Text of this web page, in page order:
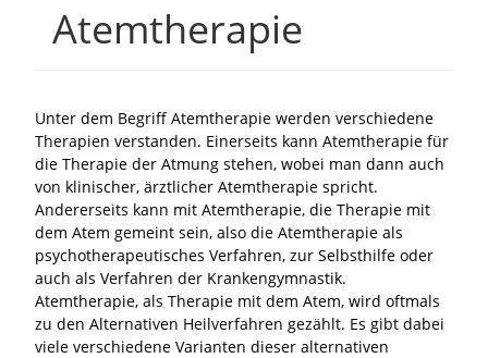
Atemtherapie
Unter dem Begriff Atemtherapie werden verschiedene
Therapien verstanden. Einerseits kann Atemtherapie für
die Therapie der Atmung stehen, wobei man dann auch
von klinischer, ärztlicher Atemtherapie spricht.
Andererseits kann mit Atemtherapie, die Therapie mit
dem Atem gemeint sein, also die Atemtherapie als
psychotherapeutisches Verfahren, zur Selbsthilfe oder
auch als Verfahren der Krankengymnastik.
Atemtherapie, als Therapie mit dem Atem, wird oftmals
zu den Alternativen Heilverfahren gezählt. Es gibt dabei
viele verschiedene Varianten dieser alternativen